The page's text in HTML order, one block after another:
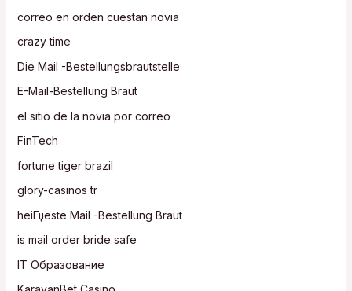
correo en orden cuestan novia
crazy time
Die Mail -Bestellungsbrautstelle
E-Mail-Bestellung Braut
el sitio de la novia por correo
FinTech
fortune tiger brazil
glory-casinos tr
heiГџeste Mail -Bestellung Braut
is mail order bride safe
IT Образование